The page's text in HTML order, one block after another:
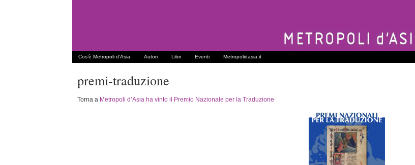
Cos’è Metropoli d’Asia Autori Libri Eventi Metropolidasia.it
premi-traduzione
Torna a Metropoli d’Asia ha vinto il Premio Nazionale per la Traduzione